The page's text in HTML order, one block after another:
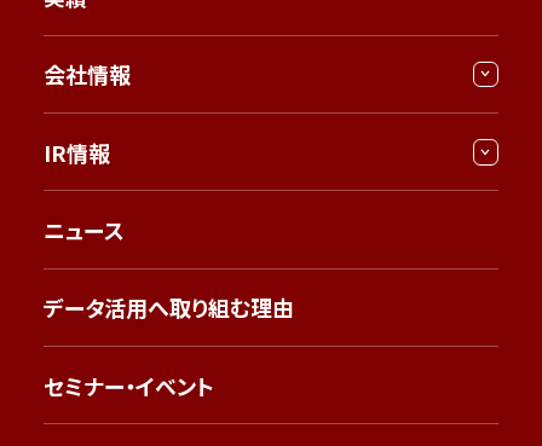
会社情報
IR情報
ニュース
データ活用へ取り組む理由
セミナー・イベント